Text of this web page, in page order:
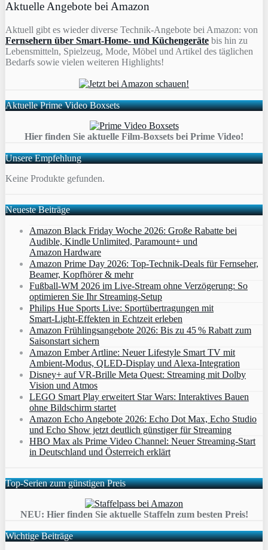
Aktuelle Angebote bei Amazon
Aktuell gibt es wieder diverse Technik-Angebote bei Amazon: von
Fernsehern über Smart-Home- und Küchengeräte bis hin zu
Lebensmitteln, Spielzeug, Mode, Möbel und Artikel des täglichen
Bedarfs sowie vielen weiteren Highlights!
Aktuelle Prime Video Boxsets
Hier finden Sie aktuelle Film-Boxsets bei Prime Video!
Unsere Empfehlung
Keine Produkte gefunden.
Neueste Beiträge
Amazon Black Friday Woche 2026: Große Rabatte bei
Audible, Kindle Unlimited, Paramount+ und
Amazon Hardware
Amazon Prime Day 2026: Top-Technik-Deals für Fernseher,
Beamer, Kopfhörer & mehr
Fußball-WM 2026 im Live-Stream ohne Verzögerung: So
optimieren Sie Ihr Streaming-Setup
Philips Hue Sports Live: Sportübertragungen mit
Smart‑Light‑Effekten in Echtzeit erleben
Amazon Frühlingsangebote 2026: Bis zu 45 % Rabatt zum
Saisonstart sichern
Amazon Ember Artline: Neuer Lifestyle Smart TV mit
Ambient‑Modus, QLED‑Display und Alexa‑Integration
Disney+ auf VR-Brille Meta Quest: Streaming mit Dolby
Vision und Atmos
LEGO Smart Play erweitert Star Wars: Interaktives Bauen
ohne Bildschirm startet
Amazon Echo Angebote 2026: Echo Dot Max, Echo Studio
und Echo Show jetzt deutlich günstiger für Streaming
HBO Max als Prime Video Channel: Neuer Streaming‑Start
in Deutschland und Österreich erklärt
Top-Serien zum günstigen Preis
NEU: Hier finden Sie aktuelle Staffeln zum besten Preis!
Wichtige Beiträge